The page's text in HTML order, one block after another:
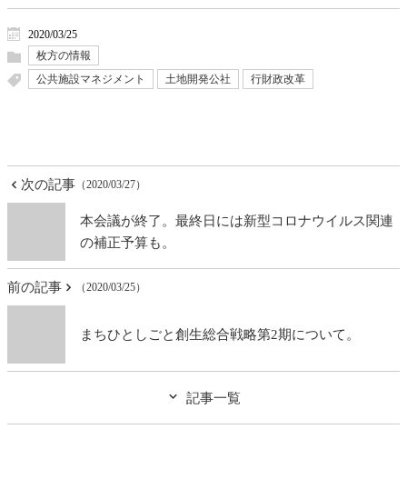
2020/03/25
枚方の情報
公共施設マネジメント
土地開発公社 行財政改革
次の記事 （2020/03/27）
本会議が終了。最終日には新型コロナウイルス関連
の補正予算も。
前の記事 （2020/03/25）
まちひとしごと創生総合戦略第2期について。
記事一覧